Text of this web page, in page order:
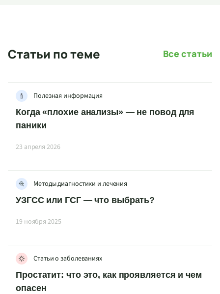
Статьи по теме Все статьи
Полезная информация
Когда «плохие анализы» — не повод для
паники
23 апреля 2026
Методы диагностики и лечения
УЗГСС или ГСГ — что выбрать?
19 ноября 2025
Статьи о заболеваниях
Простатит: что это, как проявляется и чем
опасен